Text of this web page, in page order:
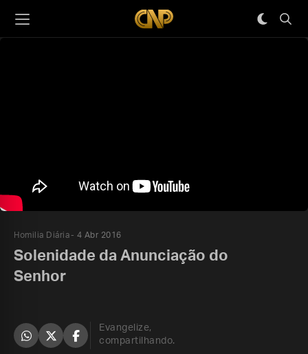
Homilia Diária 4 Abr 2016
Solenidade da Anunciação do
Senhor
Evangelize,
compartilhando.